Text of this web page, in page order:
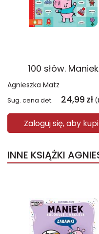
100 słów. Maniek
Agnieszka Matz
Sug. cena det. 24,99 zł
Zaloguj się, aby
INNE KSIĄŻKI